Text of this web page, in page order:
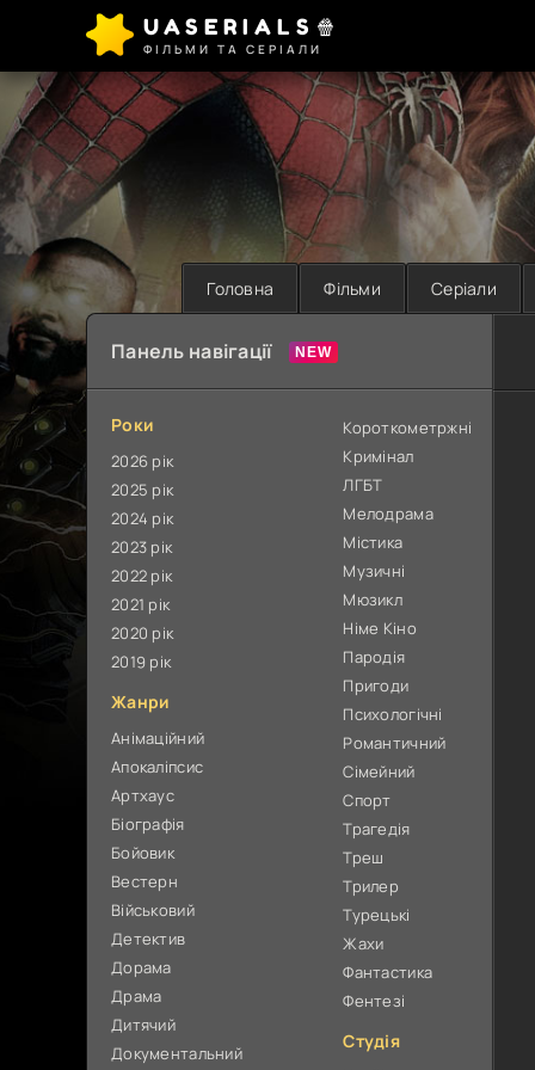
UASERIALS🍿
ФІЛЬМИ ТА СЕРІАЛИ
Головна Фільми Серіали
Панель навігації
Роки
2026 рік
2025 рік
2024 рік
2023 рік
2022 рік
2021 рік
2020 рік
2019 рік
Жанри
Анімаційний
Апокаліпсис
Артхаус
Біографія
Бойовик
Вестерн
Військовий
Детектив
Дорама
Драма
Дитячий
Документальний
Короткометржні
Кримінал
ЛГБТ
Мелодрама
Містика
Музичні
Мюзикл
Німе Кіно
Пародія
Пригоди
Психологічні
Романтичний
Сімейний
Спорт
Трагедія
Треш
Трилер
Турецькі
Жахи
Фантастика
Фентезі
Студія